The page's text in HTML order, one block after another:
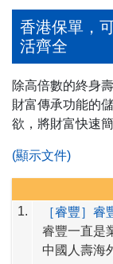
香港保單，
活齊全
除高倍數的終身
財富傳承功能的
欲，將財富快速
(顯示文件)
1.
［睿豐］
睿豐一直是
中國人壽海